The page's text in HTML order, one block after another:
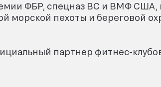
ФБР, спецназ ВС и ВМФ США,
морской пехоты и береговой
партнер фитнес-